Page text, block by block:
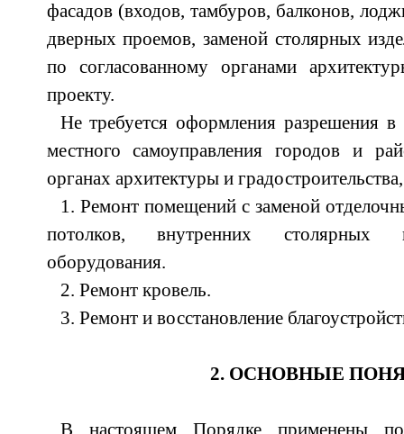
фасадов (входов, тамбуров, балконов,
дверных проемов, заменой столярных
по согласованному органами
проекту.
Не требуется оформления разрешения в
местного самоуправления городов и
органах архитектуры и
1. Ремонт помещений с заменой
потолков, внутренних столярных
оборудования.
2. Ремонт кровель.
3. Ремонт и восстановление
2. ОСНОВНЫЕ
В настоящем Порядке применены